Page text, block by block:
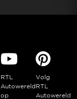
RTL
Autowereld
op
Volg
RTL
Autowereld